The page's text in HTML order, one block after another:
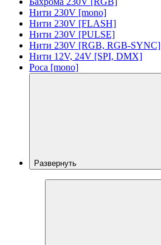
Нити 230V [mono]
Нити 230V [FLASH]
Нити 230V [PULSE]
Нити 230V [RGB, RGB-SYNC]
Нити 12V, 24V [SPI, DMX]
Роса [mono]
Развернуть